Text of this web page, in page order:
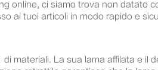
online, ci siamo trova non datato
ai tuoi articoli in modo rapido e
materiali. La sua lama affilata e il